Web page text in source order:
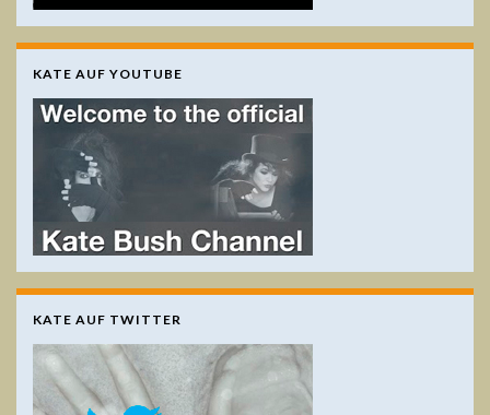
KATE AUF YOUTUBE
KATE AUF TWITTER